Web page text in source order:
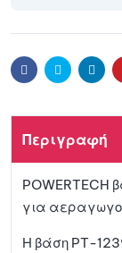
FacebookTwitter
Περιγραφή
POWERTECH
για
Η βάση PT-